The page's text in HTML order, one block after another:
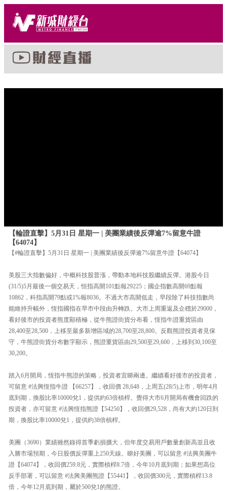
【輪證直擊】5月31日 星期一 | 美團業績後反彈逾7%留意牛證
【64074】
【#輪證直擊】5月31日 星期一 | 美團業績後反彈逾7%留意牛證【64074】
美股三大指數偏好，中概科技股普漲，帶動本地科技股繼續反彈。港股今日
(31/5)5月最後一個交易天，恒指高開101點報29225；國企指數高開69點報
10862，科指高開79點或1%報8036。不過大市高開低走，早段除了科技指數尚
能維持升幅外，恆指國指在早市中段由升轉跌。大市上周重返及企穩於29000，
看好後市的投資者熊度顯積極，從牛熊證街貨分布看，恆指牛證重貨區由
28,400至28,500，上移至最多新增區域的28,700至28,800。反觀熊證投資者見保
守，牛熊證街貨分布數字顯示，熊證重貨區由29,500至29,600，上移到30,100至
30,200。
踏入6月開局，恆指牛熊證的策略，投資者宜睇兩邊。繼續看好後市的投資者，
可留意 #法興恆指牛證 【66257】，收回價 28,648，上周五(28/5)上市，明年4月
底到期，換股比率10000兌1，提供約63倍槓桿。覺得大市6月開局有機會回跌的
投資者，亦可留意 #法興恆指熊證【54250】，收回價29,528，尚有大約120日到
期，換股比率10000兌1，提供約38倍槓桿。
美團（3690）業績雖然錄得首季虧損擴大，但年度交易用戶數量創新高並且收
入勝市場預期，今日股價反彈重上250天線。睇好美團，可以留意 #法興美團牛
證【64074】，收回價259.8元，實際槓桿8.7倍，今年10月底到期；如果想高位
反手部署，可以留意 #法興美團熊證【55441】，收回價300元，實際槓桿13.8
倍，今年12月底到期，屬於500兌1的熊證。